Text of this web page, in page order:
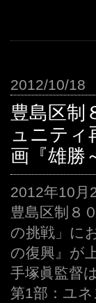
2012/10/18
豊島区制
ュニティ
画『雄勝
2012年10月
豊島区制８
の挑戦」に
の復興』が
手塚眞監督
第1部：ユ